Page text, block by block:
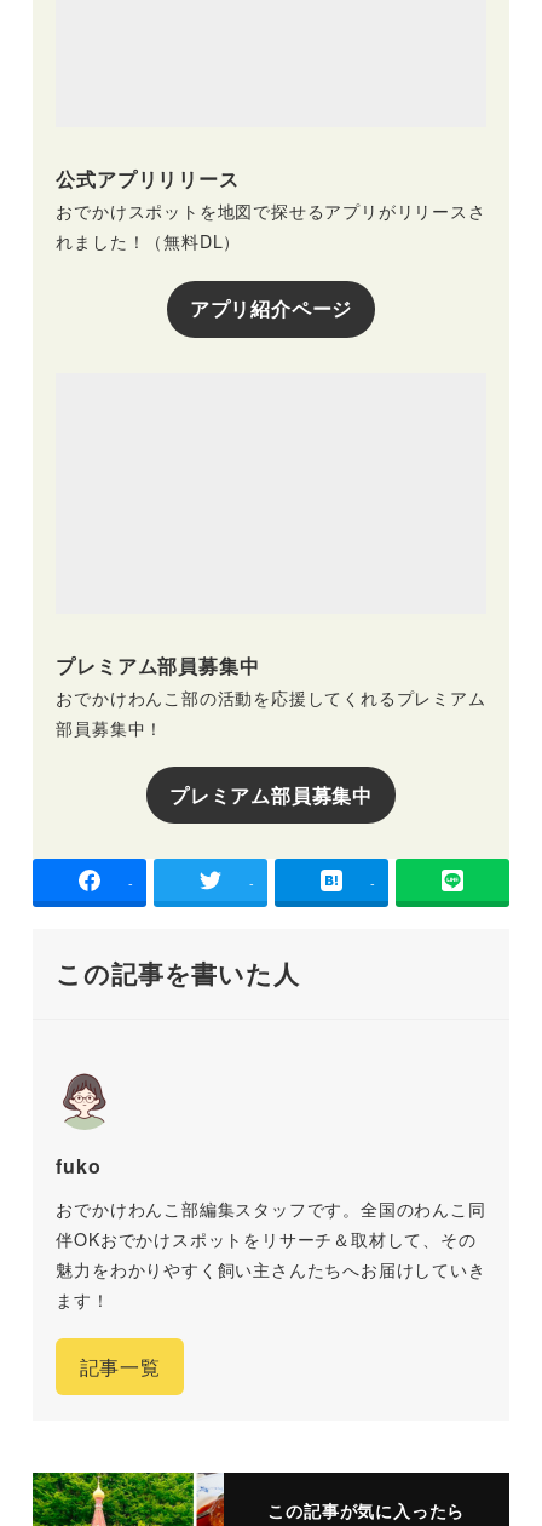
公式アプリリリース
おでかけスポットを地図で探せるアプリがリリースさ
れました！（無料DL）
アプリ紹介ページ
プレミアム部員募集中
おでかけわんこ部の活動を応援してくれるプレミアム
部員募集中！
プレミアム部員募集中
- - -
この記事を書いた人
fuko
おでかけわんこ部編集スタッフです。全国のわんこ同
伴OKおでかけスポットをリサーチ＆取材して、その
魅力をわかりやすく飼い主さんたちへお届けしていき
ます！
記事一覧
この記事が気に入ったら